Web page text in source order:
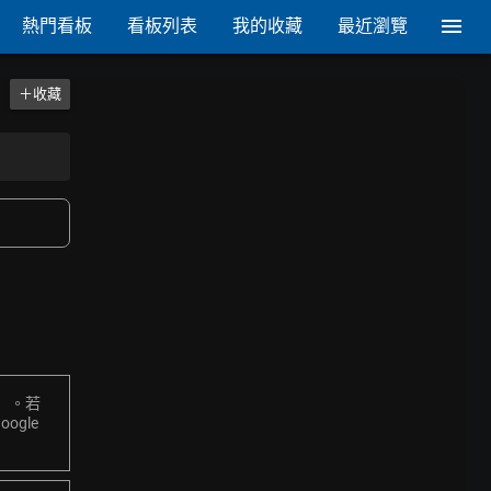
熱門看板 看板列表 我的收藏 最近瀏覽
＋收藏
。若